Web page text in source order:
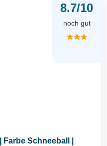
8.7/10
noch gut
★★★
Schneeball |